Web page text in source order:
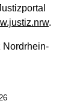
.
Nordrhein-